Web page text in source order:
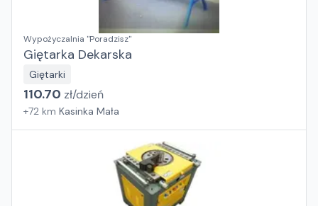
Wypożyczalnia "Poradzisz"
Giętarka Dekarska
Giętarki
110.70 zł/dzień
+72 km Kasinka Mała